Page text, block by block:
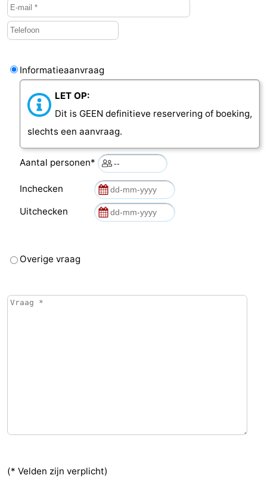
Informatieaanvraag
LET OP:
Dit is GEEN definitieve reservering of boeking,
slechts een aanvraag.
Aantal personen*
Inchecken
Uitchecken
Overige vraag
(* Velden zijn verplicht)